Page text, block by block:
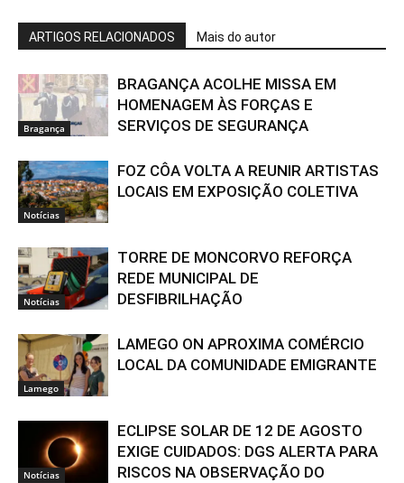
ARTIGOS RELACIONADOS Mais do autor
Bragança
BRAGANÇA ACOLHE MISSA EM
HOMENAGEM ÀS FORÇAS E
SERVIÇOS DE SEGURANÇA
Notícias
FOZ CÔA VOLTA A REUNIR ARTISTAS
LOCAIS EM EXPOSIÇÃO COLETIVA
Notícias
TORRE DE MONCORVO REFORÇA
REDE MUNICIPAL DE
DESFIBRILHAÇÃO
Lamego
LAMEGO ON APROXIMA COMÉRCIO
LOCAL DA COMUNIDADE EMIGRANTE
Notícias
ECLIPSE SOLAR DE 12 DE AGOSTO
EXIGE CUIDADOS: DGS ALERTA PARA
RISCOS NA OBSERVAÇÃO DO